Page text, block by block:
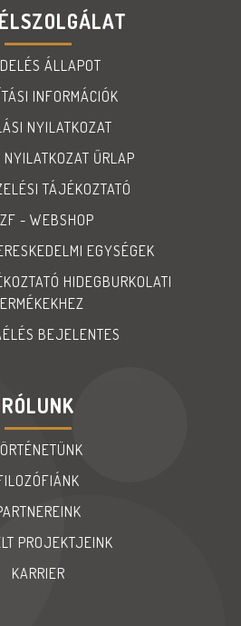
ÁLLAPOT
INFORMÁCIÓK
NYILATKOZAT
ŰRLAP
TÁJÉKOZTATÓ
- WEBSHOP
EGYSÉGEK
HIDEGBURKOLATI
BEJELENTES
RÓLUNK
PROJEKTJEINK
KARRIER